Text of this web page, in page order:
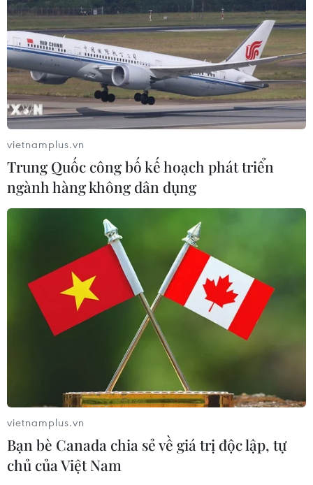
vietnamplus.vn
Trung Quốc công bố kế hoạch phát triển
ngành hàng không dân dụng
vietnamplus.vn
Bạn bè Canada chia sẻ về giá trị độc lập, tự
chủ của Việt Nam